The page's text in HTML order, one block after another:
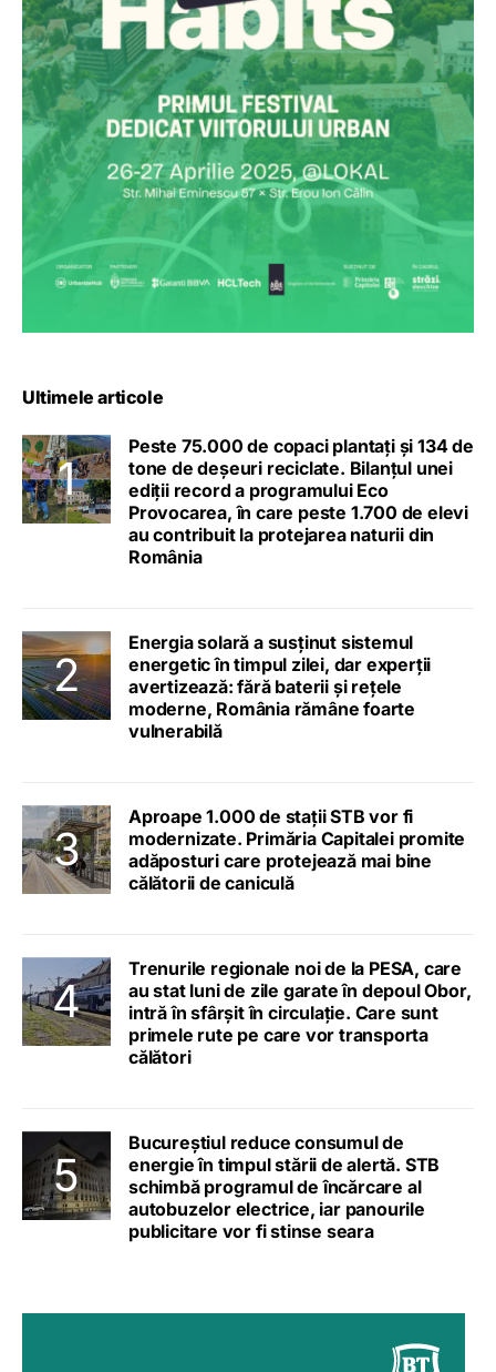
Ultimele articole
Peste 75.000 de copaci plantați și 134 de
tone de deșeuri reciclate. Bilanțul unei
ediții record a programului Eco
Provocarea, în care peste 1.700 de elevi
au contribuit la protejarea naturii din
România
Energia solară a susținut sistemul
energetic în timpul zilei, dar experții
avertizează: fără baterii și rețele
moderne, România rămâne foarte
vulnerabilă
Aproape 1.000 de stații STB vor fi
modernizate. Primăria Capitalei promite
adăposturi care protejează mai bine
călătorii de caniculă
Trenurile regionale noi de la PESA, care
au stat luni de zile garate în depoul Obor,
intră în sfârșit în circulație. Care sunt
primele rute pe care vor transporta
călători
Bucureștiul reduce consumul de
energie în timpul stării de alertă. STB
schimbă programul de încărcare al
autobuzelor electrice, iar panourile
publicitare vor fi stinse seara